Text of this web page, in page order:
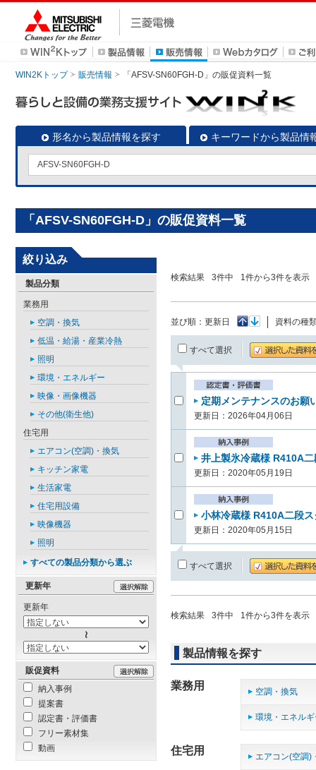
WIN2Kトップ 販売情報 「AFSV-SN60FGH-D」の販促資料一覧
形名から製品情報を探す キーワードから製品情
「AFSV-SN60FGH-D」の販促資料一覧
検索結果 3件中 1件から3件を表示
並び順： 更新日 資料の種
すべて選択
定期メンテナンスのお願
更新日：2026年04月06日
井上製氷冷蔵様 R410A
更新日：2020年05月19日
小林冷蔵様 R410A二段
更新日：2020年05月15日
すべて選択
検索結果 3件中 1件から3件を表示
製品情報を探す
業務用 空調・換気
環境・エネル
住宅用 エアコン(空調)
絞り込み
製品分類
業務用
空調・換気
低温・給湯・産業冷熱
照明
環境・エネルギー
映像・画像機器
その他(衛生他)
住宅用
エアコン(空調)・換気
キッチン家電
生活家電
住宅用設備
映像機器
照明
すべての製品分類から選ぶ
更新年
更新年
販促資料
納入事例
提案書
認定書・評価書
フリー素材集
動画